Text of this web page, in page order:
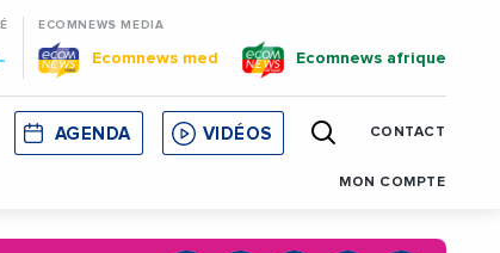
ECOMNEWS MEDIA
Ecomnews med Ecomnews afrique
CORSE MONACO CATALOGNE
AGENDA VIDÉOS CONTACT
MON COMPTE